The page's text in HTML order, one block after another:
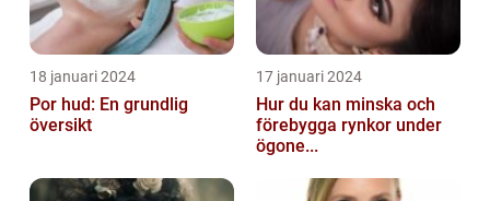
18 januari 2024
Por hud: En grundlig
översikt
17 januari 2024
Hur du kan minska och
förebygga rynkor under
ögone...